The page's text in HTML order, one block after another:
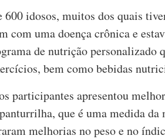
idosos, muitos dos quais
com uma doença crônica e
de nutrição personalizado
bem como bebidas
participantes apresentou
que é uma medida da
melhorias no peso e no